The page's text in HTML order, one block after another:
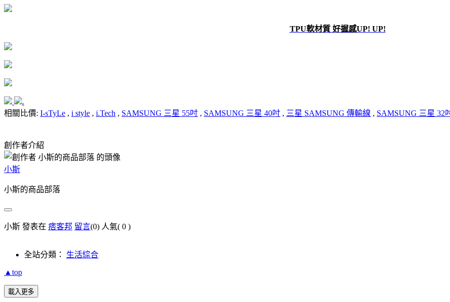
TPU軟材質 好握感UP! UP!
.
相關比價: I-sTyLe , i style , i.Tech , SAMSUNG 三星 55吋 , SAMSUNG 三星 40吋 , 三星 SAMSUNG 傳輸線 , SAMSUNG 三星 32
創作者介紹
小斯
小斯的商品部落
小斯 發表在 痞客邦 留言(0) 人氣( 0 )
全站分類： 生活綜合
▲top
載入更多